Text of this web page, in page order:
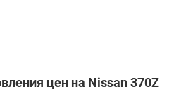
цен на Nissan 370Z